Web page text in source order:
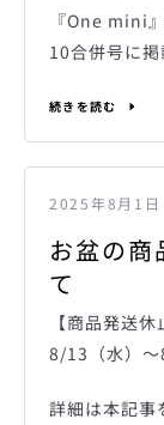
『One mini
10合併号に掲
続きを読む
2025年8月1日
お盆の商
て
【商品発送
8/13（水）～
詳細は本記事